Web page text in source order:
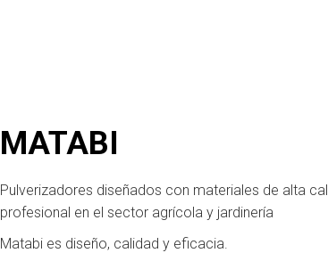
MATABI
Pulverizadores diseñados con materiales de alta
profesional en el sector agrícola y jardinería
Matabi es diseño, calidad y eficacia.